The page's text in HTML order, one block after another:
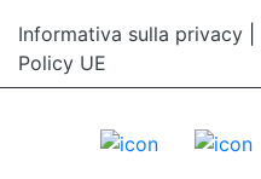
Informativa sulla privacy
Policy UE